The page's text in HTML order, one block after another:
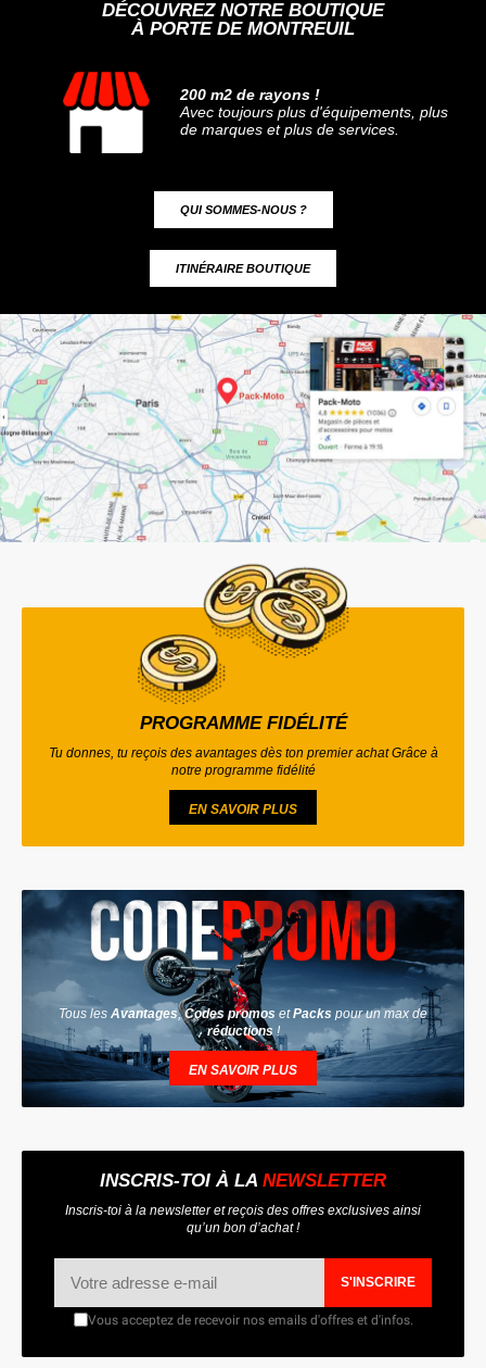
DÉCOUVREZ NOTRE BOUTIQUE
À PORTE DE MONTREUIL
200 m2 de rayons !
Avec toujours plus d'équipements, plus
de marques et plus de services.
QUI SOMMES-NOUS ?
ITINÉRAIRE BOUTIQUE
PROGRAMME FIDÉLITÉ
Tu donnes, tu reçois des avantages dès ton premier achat Grâce à
notre programme fidélité
EN SAVOIR PLUS
Tous les Avantages,Codes promos etPacks pour un max de
réductions !
EN SAVOIR PLUS
INSCRIS-TOI À LA NEWSLETTER
Inscris-toi à la newsletter et reçois des offres exclusives ainsi
qu’un bon d’achat !
S'INSCRIRE
Vous acceptez de recevoir nos emails d'offres et d'infos.